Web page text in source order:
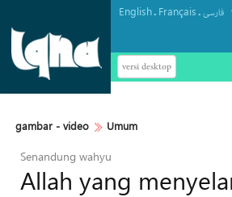
English. Français.فارسی
versi desktop
gambar - video Umum
Senandung wahyu
Allah yang